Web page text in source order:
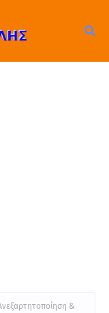
&